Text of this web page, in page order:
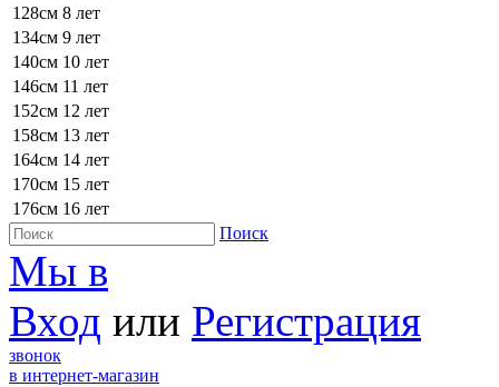
128см 8 лет
134см 9 лет
140см 10 лет
146см 11 лет
152см 12 лет
158см 13 лет
164см 14 лет
170см 15 лет
176см 16 лет
Поиск
Мы в
Вход или Регистрация
звонок
в интернет-магазин